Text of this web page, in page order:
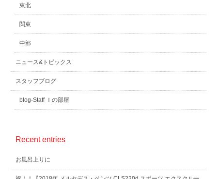
東北
関東
中部
ニュース&トピックス
スタッフブログ
blog-Staff Ｉの部屋
Recent entries
お風呂上りに